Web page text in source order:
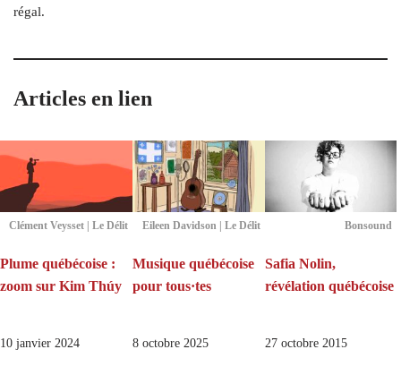
régal.
Articles en lien
Clément Veysset | Le Délit
Plume québécoise :
zoom sur Kim Thúy
10 janvier 2024
Eileen Davidson | Le Délit
Musique québécoise
pour tous·tes
8 octobre 2025
Bonsound
Safia Nolin,
révélation québécoise
27 octobre 2015